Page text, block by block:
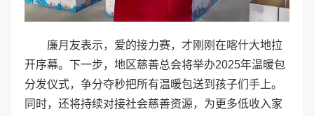
廉月友表示，爱的接力赛，才刚刚在喀什大地拉
开序幕。下一步，地区慈善总会将举办2025年温暖包
分发仪式，争分夺秒把所有温暖包送到孩子们手上。
同时，还将持续对接社会慈善资源，为更多低收入家